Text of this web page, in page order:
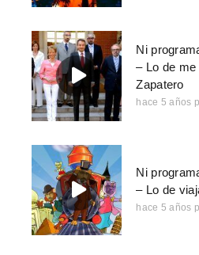
Ni
– Lo de
Zapatero
hace 5 años
Ni
– Lo de
hace 5 años